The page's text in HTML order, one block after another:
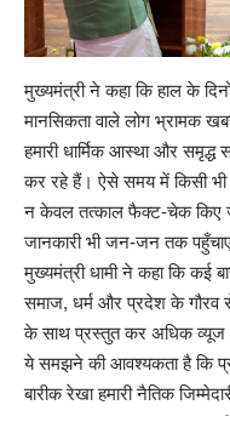
मुख्यमंत्री ने कहा कि हाल के
मानसिकता वाले लोग भ्रामक
हमारी धार्मिक आस्था और
कर रहे हैं। ऐसे समय में किसी भी
न केवल तत्काल फैक्ट-चेक किए
जानकारी भी जन-जन तक
मुख्यमंत्री धामी ने कहा कि कई
समाज, धर्म और प्रदेश के गौरव
के साथ प्रस्तुत कर अधिक व्यूज
ये समझने की आवश्यकता है कि
बारीक रेखा हमारी नैतिक